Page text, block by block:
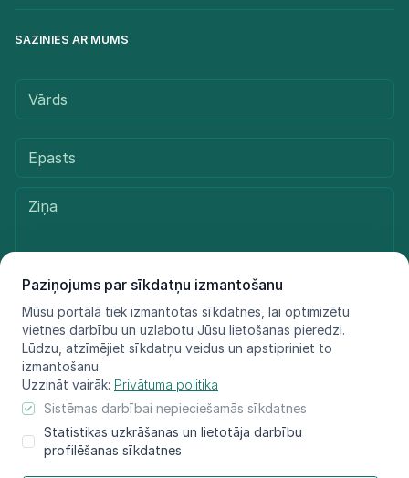
Paziņojums par sīkdatņu izmantošanu
Mūsu portālā tiek izmantotas sīkdatnes, lai optimizētu
vietnes darbību un uzlabotu Jūsu lietošanas pieredzi.
Lūdzu, atzīmējiet sīkdatņu veidus un apstipriniet to
izmantošanu.
Uzzināt vairāk: Privātuma politika
Sistēmas darbībai nepieciešamās sīkdatnes
Statistikas uzkrāšanas un lietotāja darbību
profilēšanas sīkdatnes
SAZINIES AR MUMS
Sūtīt ziņu
redzējumu, Eiropas Klimata, infrastruktūras
un vides izpildaģentūra nav atbildīga par šeit sniegtās informācijas